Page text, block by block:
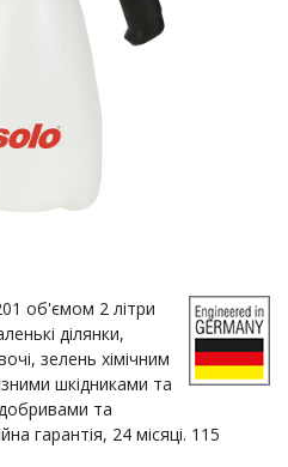
об'ємом 2 літри
ділянки,
зелень хімічним
шкідниками та
та
гарантія, 24 місяці. 115